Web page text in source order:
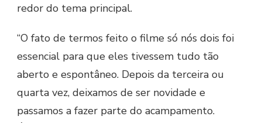
redor do tema principal.
“O fato de termos feito o filme só nós dois foi
essencial para que eles tivessem tudo tão
aberto e espontâneo. Depois da terceira ou
quarta vez, deixamos de ser novidade e
passamos a fazer parte do acampamento.